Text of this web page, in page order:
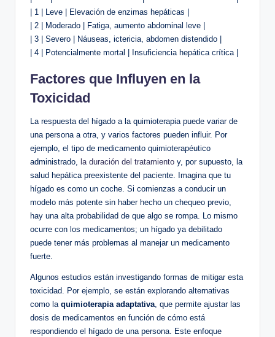
| 1 | Leve | Elevación de enzimas hepáticas |
| 2 | Moderado | Fatiga, aumento abdominal leve |
| 3 | Severo | Náuseas, ictericia, abdomen distendido |
| 4 | Potencialmente mortal | Insuficiencia hepática crítica |
Factores que Influyen en la
Toxicidad
La respuesta del hígado a la quimioterapia puede variar de
una persona a otra, y varios factores pueden influir. Por
ejemplo, el tipo de medicamento quimioterapéutico
administrado, la duración del tratamiento y, por supuesto, la
salud hepática preexistente del paciente. Imagina que tu
hígado es como un coche. Si comienzas a conducir un
modelo más potente sin haber hecho un chequeo previo,
hay una alta probabilidad de que algo se rompa. Lo mismo
ocurre con los medicamentos; un hígado ya debilitado
puede tener más problemas al manejar un medicamento
fuerte.
Algunos estudios están investigando formas de mitigar esta
toxicidad. Por ejemplo, se están explorando alternativas
como la quimioterapia adaptativa, que permite ajustar las
dosis de medicamentos en función de cómo está
respondiendo el hígado de una persona. Este enfoque